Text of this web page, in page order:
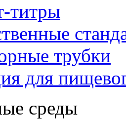
титры
трубки
для